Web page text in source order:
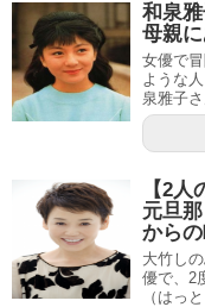
和泉
母親
女優で
ような
泉雅子
【2
元旦
からの
大竹し
優で、2
（はっ